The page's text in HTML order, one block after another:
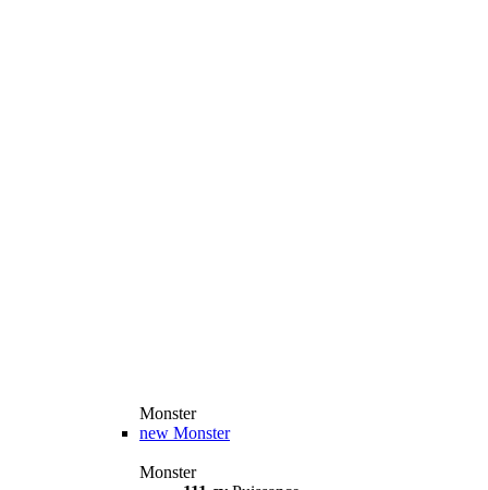
Monster
new Monster
Monster